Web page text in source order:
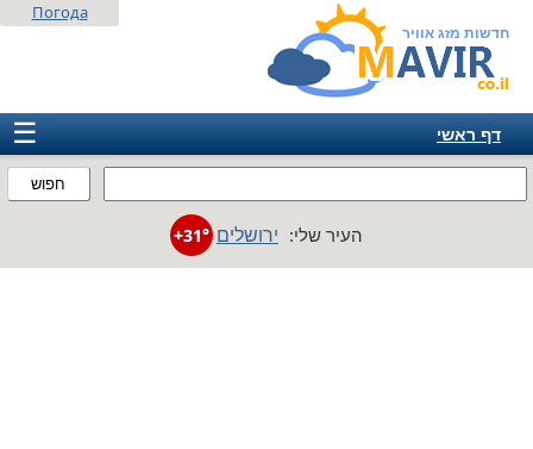
חדשות מזג אוויר
חפוש
Погода
☰
דף ראשי
אמריקה
העיר שלי: ירושלים +31°